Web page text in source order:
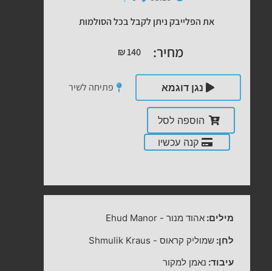
את הפלייבק ניתן לקבל בכל הסולמות
מחיר: ₪140
נגן דוגמא פתיחה לשיר
הוספה לסל
קנה עכשיו
מילים:אהוד מנור -
Ehud Manor
לחן:שמוליק קראוס -
Shmulik Kraus
עיבוד: נאמן למקור